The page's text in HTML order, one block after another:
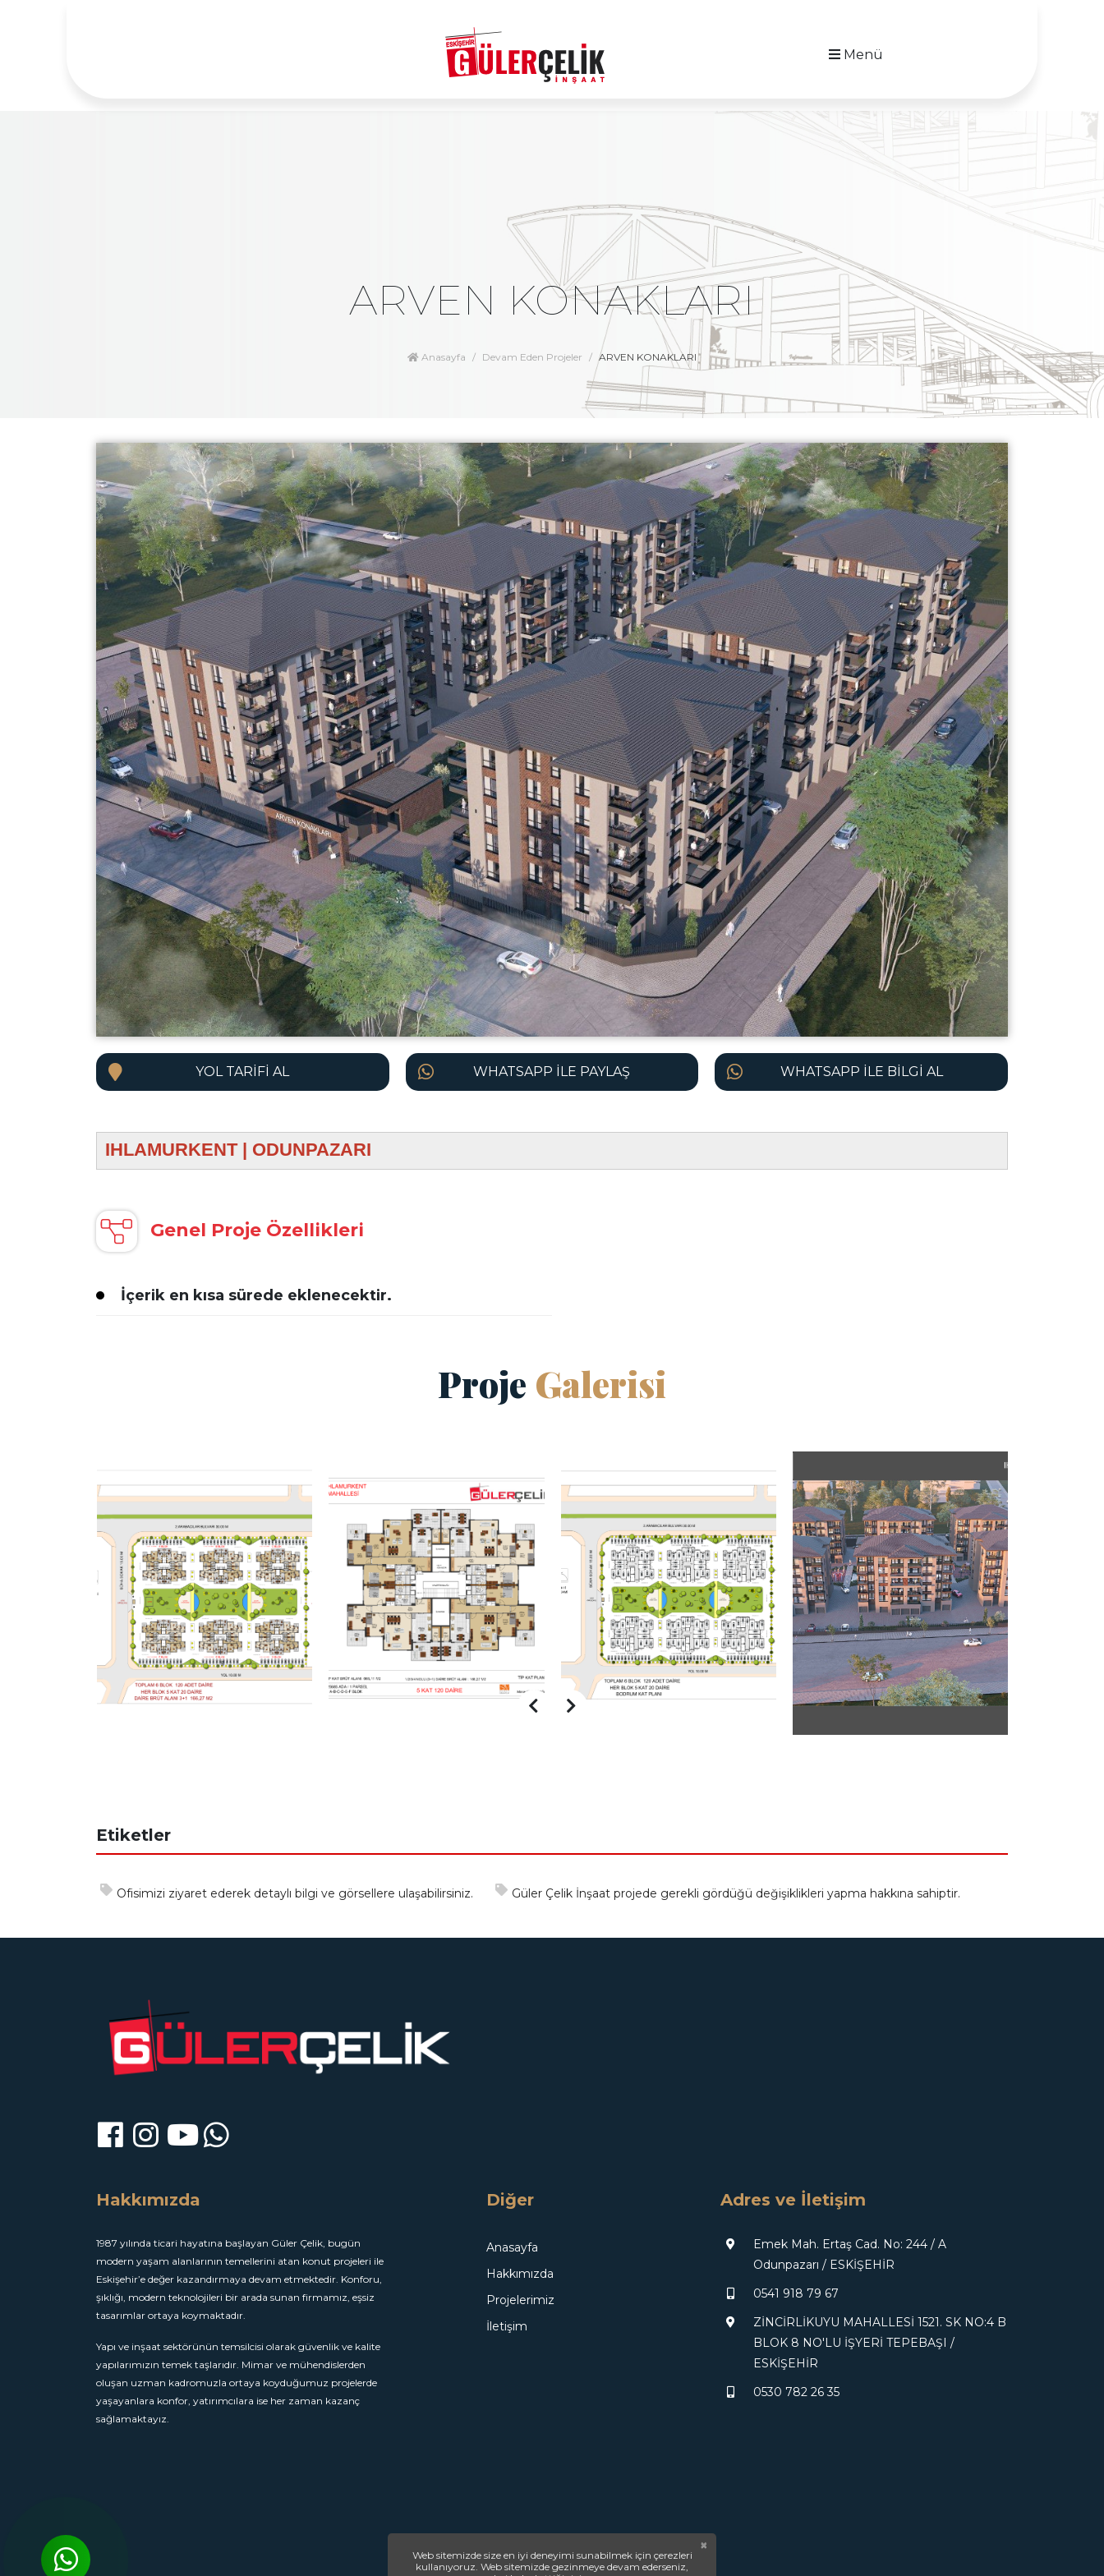
Menü
ARVEN KONAKLARI
Anasayfa Devam Eden Projeler ARVEN KONAKLARI
YOL TARIFI AL WHATSAPP İLE PAYLAŞ WHATSAPP İLE BILGI AL
IHLAMURKENT | ODUNPAZARI
Genel Proje Özellikleri
İçerik en kısa sürede eklenecektir.
Proje Galerisi
Etiketler
Ofisimizi ziyaret ederek detaylı bilgi ve görsellere ulaşabilirsiniz. Güler Çelik İnşaat projede gerekli gördüğü değişiklikleri yapma hakkına sahiptir.
Hakkımızda
1987 yılında ticari hayatına başlayan Güler Çelik, bugün
modern yaşam alanlarının temellerini atan konut projeleri ile
Eskişehir’e değer kazandırmaya devam etmektedir. Konforu,
şıklığı, modern teknolojileri bir arada sunan firmamız, eşsiz
tasarımlar ortaya koymaktadır.
Yapı ve inşaat sektörünün temsilcisi olarak güvenlik ve kalite
yapılarımızın temek taşlarıdır. Mimar ve mühendislerden
oluşan uzman kadromuzla ortaya koyduğumuz projelerde
yaşayanlara konfor, yatırımcılara ise her zaman kazanç
sağlamaktayız.
Diğer
Anasayfa
Hakkımızda
Projelerimiz
İletişim
Adres ve İletişim
Emek Mah. Ertaş Cad. No: 244 / A
Odunpazarı / ESKİŞEHİR
0541 918 79 67
ZİNCİRLİKUYU MAHALLESİ 1521. SK NO:4 B
BLOK 8 NO'LU İŞYERİ TEPEBAŞI /
ESKİŞEHİR
0530 782 26 35
Copyright © 2020 - 2026 Saruhan Web Ajans | Tüm Hakları Saklıdır.
×
Web sitemizde size en iyi deneyimi sunabilmek için çerezleri
kullanıyoruz. Web sitemizde gezinmeye devam ederseniz,